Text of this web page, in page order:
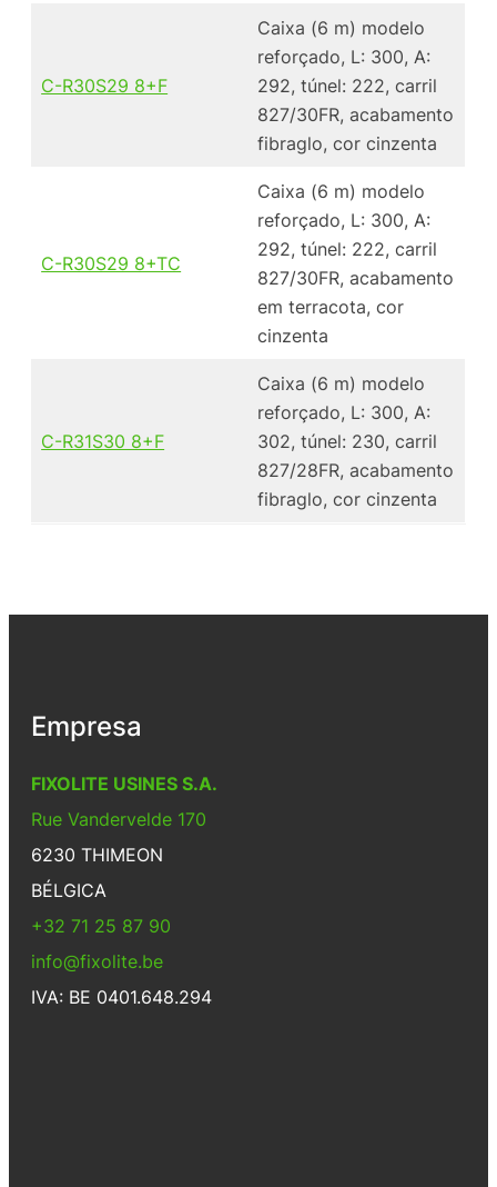
C-R30S29 8+F
Caixa (6 m) modelo
reforçado, L: 300, A:
292, túnel: 222, carril
827/30FR, acabamento
fibraglo, cor cinzenta
C-R30S29 8+TC
Caixa (6 m) modelo
reforçado, L: 300, A:
292, túnel: 222, carril
827/30FR, acabamento
em terracota, cor
cinzenta
C-R31S30 8+F
Caixa (6 m) modelo
reforçado, L: 300, A:
302, túnel: 230, carril
827/28FR, acabamento
fibraglo, cor cinzenta
Empresa
FIXOLITE USINES S.A.
Rue Vandervelde 170
6230 THIMEON
BÉLGICA
+32 71 25 87 90
info@fixolite.be
IVA: BE 0401.648.294